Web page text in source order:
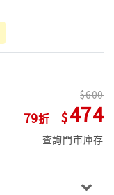
79
600
474
查詢門市庫存